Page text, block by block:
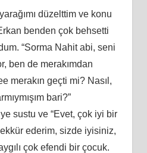
düzelttim ve konu
benden çok behsetti
“Sorma Nahit abi, seni
ben de merakımdan
merakın geçti mi? Nasıl,
bari?”
sustu ve “Evet, çok iyi bir
ederim, sizde iyisiniz,
çok efendi bir çocuk.